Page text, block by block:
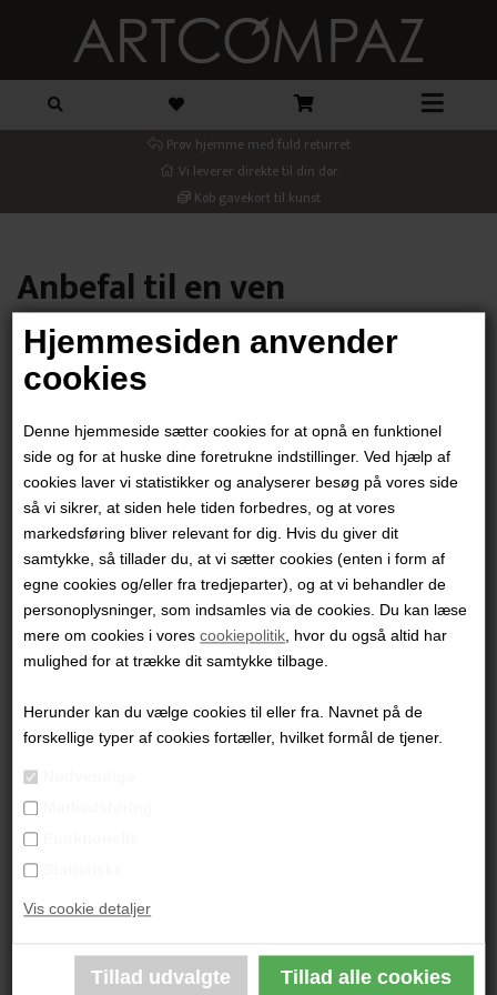
Hjemmesiden anvender
cookies
Denne hjemmeside sætter cookies for at opnå en funktionel
side og for at huske dine foretrukne indstillinger. Ved hjælp af
cookies laver vi statistikker og analyserer besøg på vores side
så vi sikrer, at siden hele tiden forbedres, og at vores
markedsføring bliver relevant for dig. Hvis du giver dit
samtykke, så tillader du, at vi sætter cookies (enten i form af
egne cookies og/eller fra tredjeparter), og at vi behandler de
personoplysninger, som indsamles via de cookies. Du kan læse
mere om cookies i vorescookiepolitik , hvor du også altid har
mulighed for at trække dit samtykke tilbage.
Herunder kan du vælge cookies til eller fra. Navnet på de
forskellige typer af cookies fortæller, hvilket formål de tjener.
Vis cookie detaljer
Prøv hjemme med fuld returret
Vi leverer direkte til din dør
Køb gavekort til kunst
Anbefal til en ven
Din email
Modtager email
Emne
Besked